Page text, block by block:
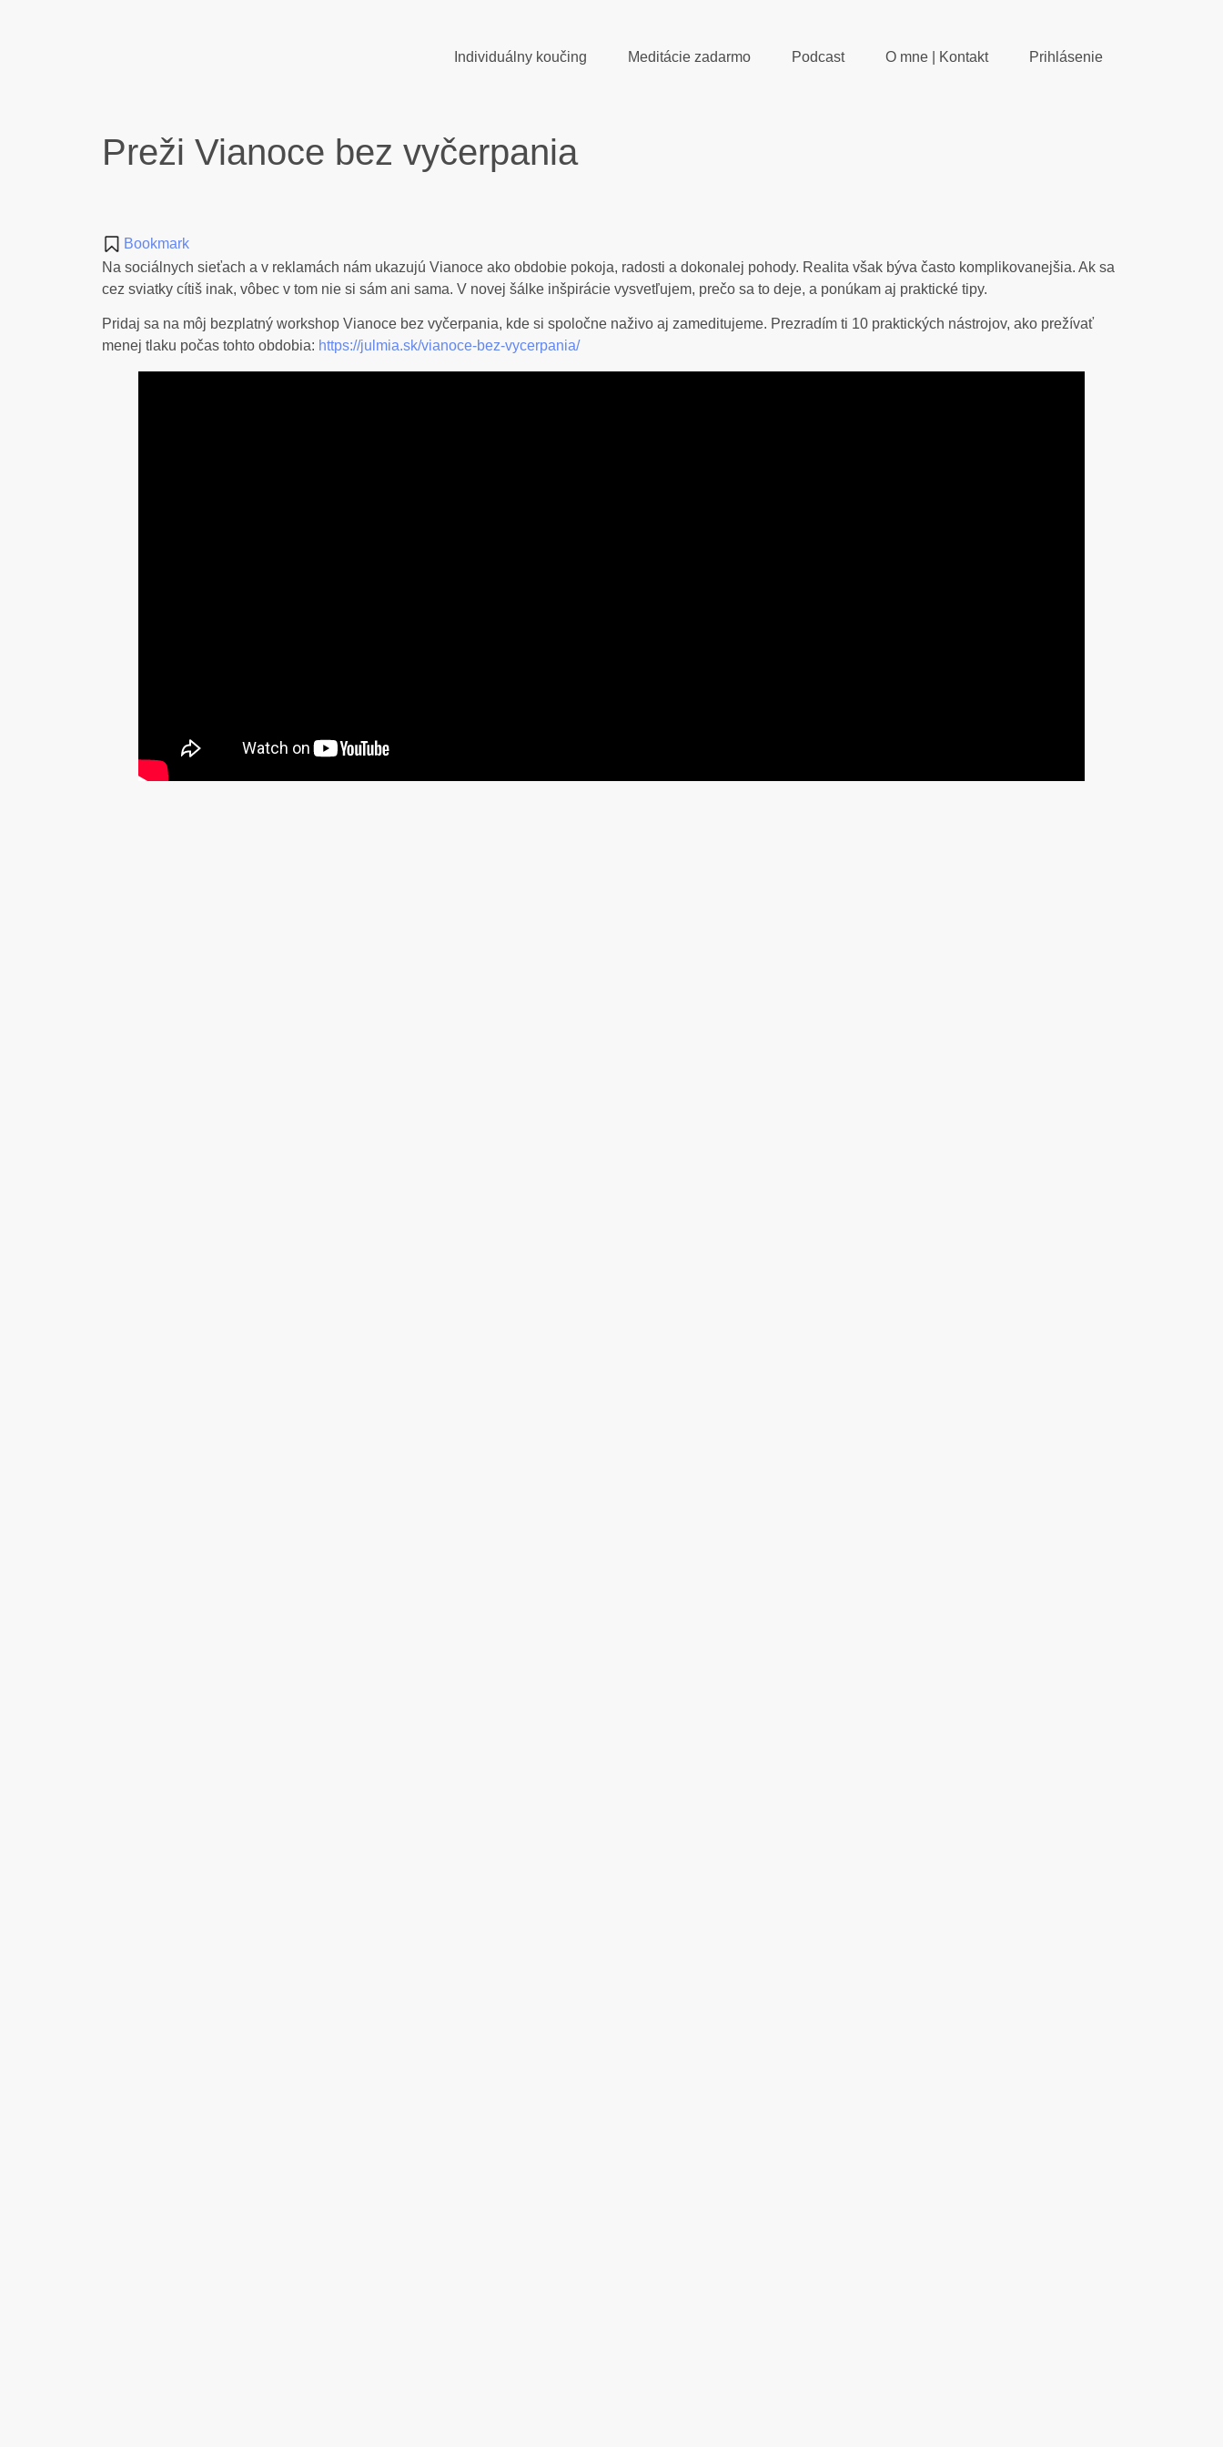
Individuálny koučing Meditácie zadarmo Podcast O mne | Kontakt Prihlásenie
Preži Vianoce bez vyčerpania
Bookmark
Na sociálnych sieťach a v reklamách nám ukazujú Vianoce ako obdobie pokoja, radosti a dokonalej pohody. Realita však býva často komplikovanejšia. Ak sa
cez sviatky cítiš inak, vôbec v tom nie si sám ani sama. V novej šálke inšpirácie vysvetľujem, prečo sa to deje, a ponúkam aj praktické tipy.
Pridaj sa na môj bezplatný workshop Vianoce bez vyčerpania, kde si spoločne naživo aj zameditujeme. Prezradím ti 10 praktických nástrojov, ako prežívať
menej tlaku počas tohto obdobia: https://julmia.sk/vianoce-bez-vycerpania/